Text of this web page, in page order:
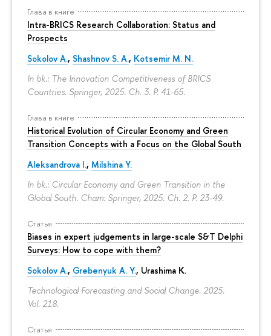
Глава в книге
Intra-BRICS Research Collaboration: Status and
Prospects
Sokolov A., Shashnov S. A., Kotsemir M. N.
In bk.: The Innovation Competitiveness of BRICS
Countries. Springer, 2025. Ch. 3. P. 41-65.
Глава в книге
Historical Evolution of Circular Economy and Green
Transition Concepts with a Focus on the Global South
Aleksandrova I., Milshina Y.
In bk.: Circular Economy and Green Transition in the
Global South. Cham: Springer, 2025. Ch. 2. P. 23-49.
Статья
Biases in expert judgements in large-scale S&T Delphi
Surveys: How to cope with them?
Sokolov A., Grebenyuk A. Y., Urashima K.
Technological Forecasting and Social Change. 2025.
Vol. 218.
Статья